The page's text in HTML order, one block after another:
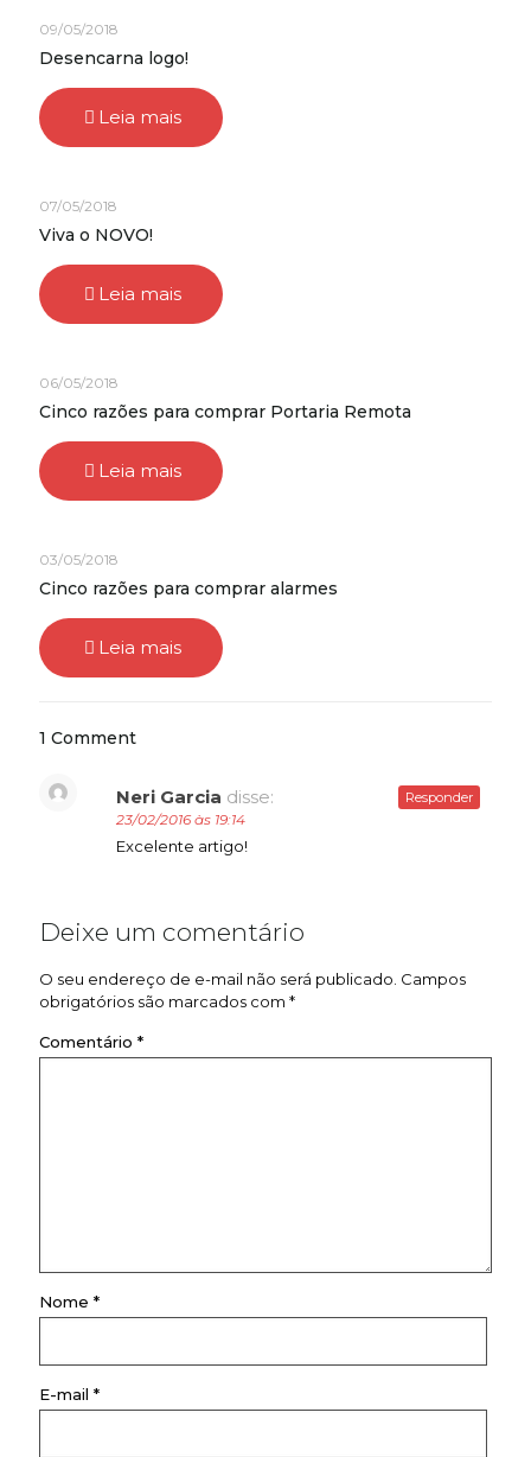
09/05/2018
Desencarna logo!
Leia mais
07/05/2018
Viva o NOVO!
Leia mais
06/05/2018
Cinco razões para comprar Portaria Remota
Leia mais
03/05/2018
Cinco razões para comprar alarmes
Leia mais
1 Comment
Neri Garcia disse:
23/02/2016 às 19:14
Excelente artigo!
Responder
Deixe um comentário
O seu endereço de e-mail não será publicado. Campos
obrigatórios são marcados com *
Comentário *
Nome *
E-mail *